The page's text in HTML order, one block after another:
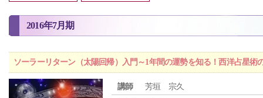
2016年7月期
ソーラーリターン（太陽回帰）入門～1年間の運勢を知る！西洋占星術
講師
芳垣 宗久